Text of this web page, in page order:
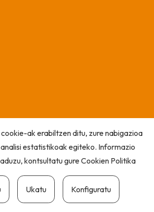
ak erabiltzen ditu, zure nabigazioa
estatistikoak egiteko. Informazio
kontsultatu gureCookien Politika
Ukatu Konfiguratu